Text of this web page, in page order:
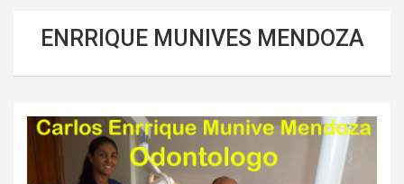
ENRRIQUE MUNIVES MENDOZA